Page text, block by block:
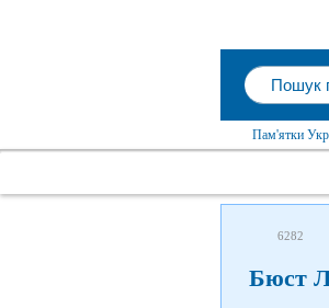
Пам'ятки
6282
Бюст